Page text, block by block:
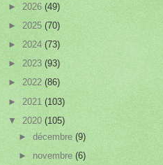
► 2026 (49)
► 2025 (70)
► 2024 (73)
► 2023 (93)
► 2022 (86)
► 2021 (103)
▼ 2020 (105)
►décembre(9)
►novembre(6)